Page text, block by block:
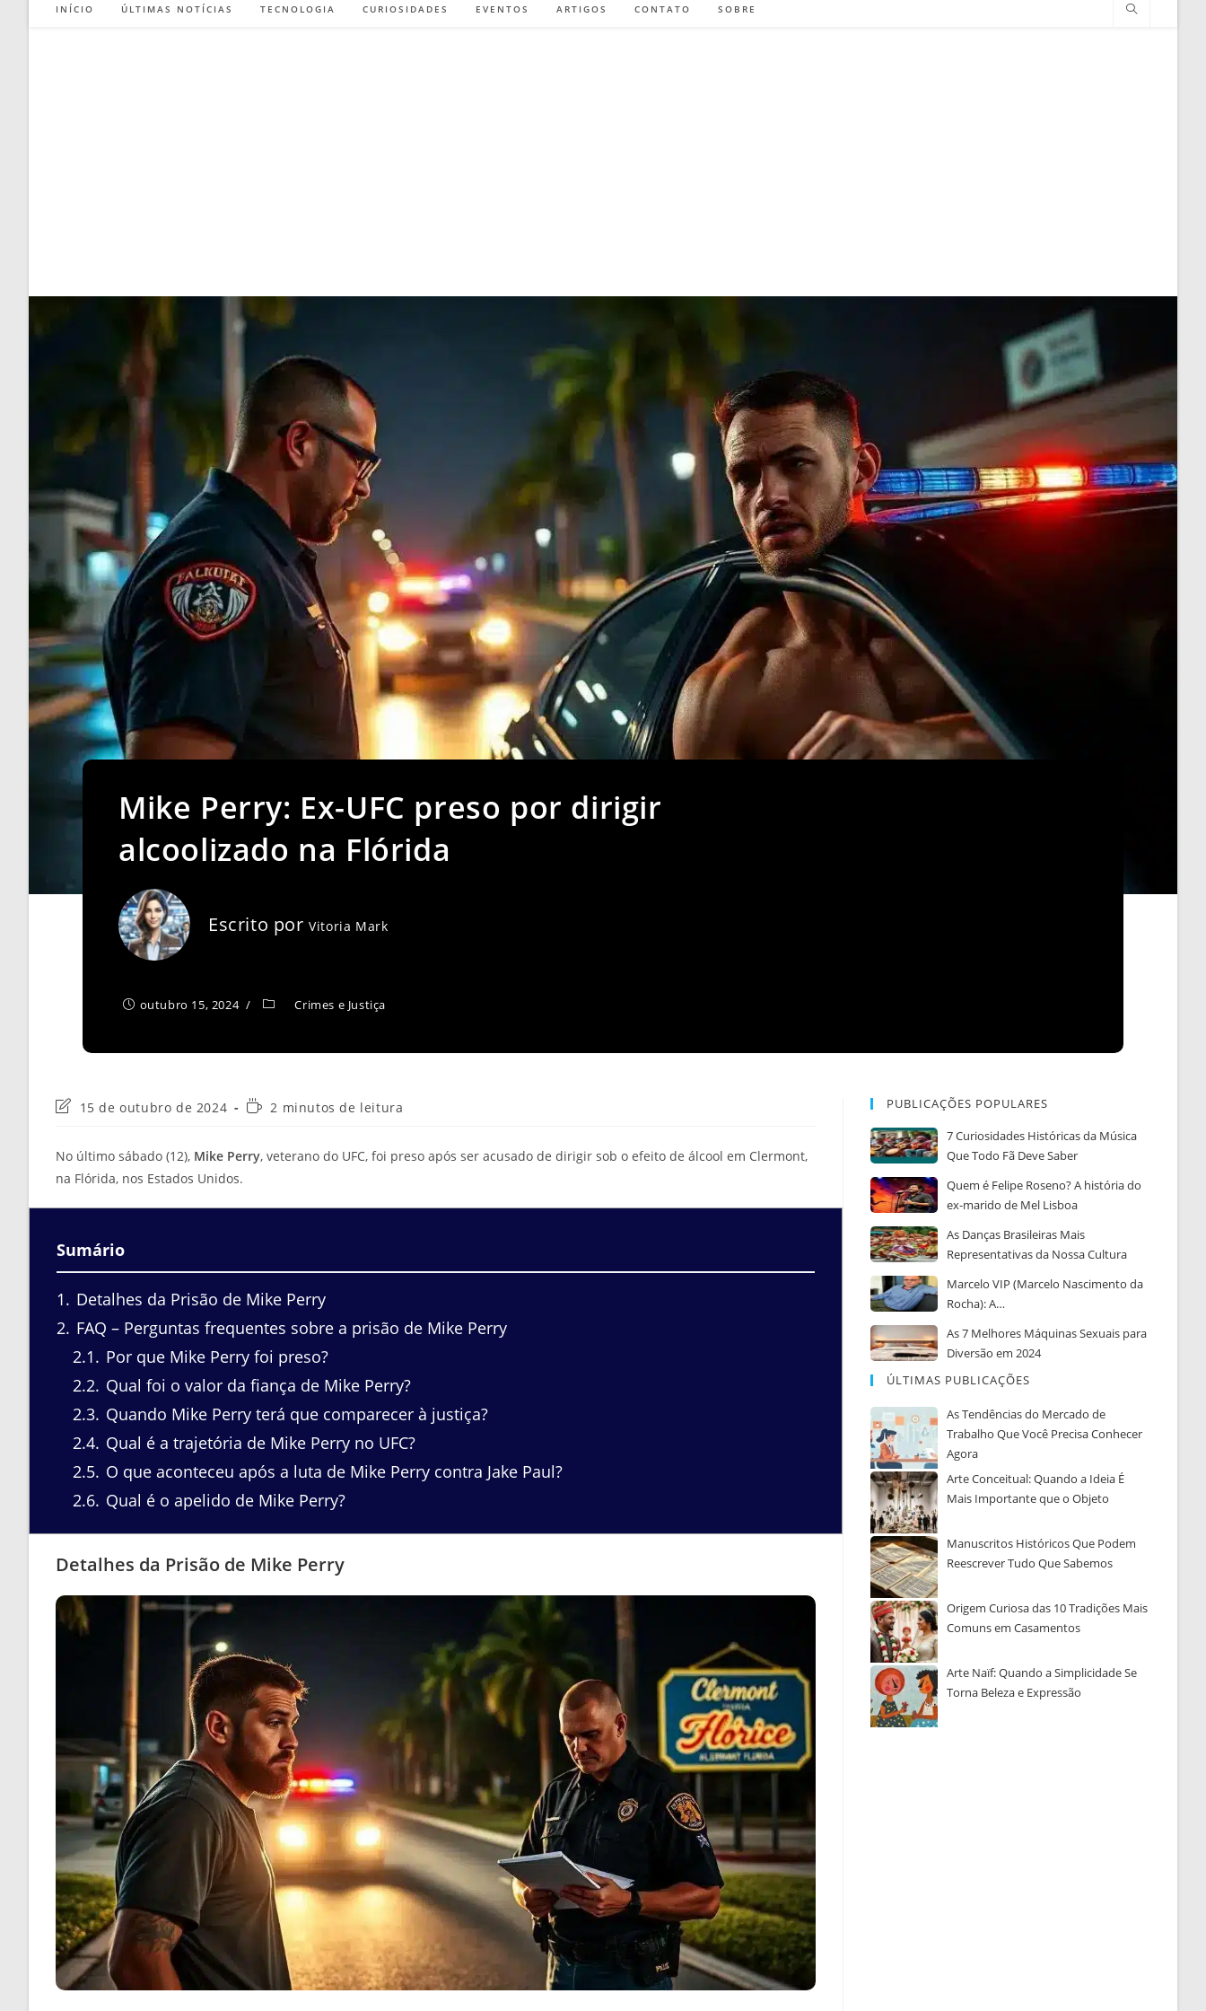
INÍCIO ÚLTIMAS NOTÍCIAS TECNOLOGIA CURIOSIDADES EVENTOS ARTIGOS CONTATO SOBRE
Mike Perry: Ex-UFC preso por dirigir
alcoolizado na Flórida
Escrito porVitoria Mark
outubro 15, 2024 Crimes e Justiça
Última
post:
15 de outubro de 2024
Tempo2 minutos de leitura
No último sábado (12), Mike Perry, veterano do UFC, foi preso após ser acusado de dirigir sob o efeito de álcool em Clermont,
na Flórida, nos Estados Unidos.
Sumário
1
Detalhes da Prisão de Mike Perry
2 FAQ – Perguntas frequentes sobre a prisão de Mike Perry
2.1
Por que Mike Perry foi preso?
2.2 Qual foi o valor da fiança de Mike Perry?
2.3 Quando Mike Perry terá que comparecer à justiça?
2.4 Qual é a trajetória de Mike Perry no UFC?
2.5 O que aconteceu após a luta de Mike Perry contra Jake Paul?
2.6 Qual é o apelido de Mike Perry?
Detalhes da Prisão de Mike Perry
PUBLICAÇÕES POPULARES
7 Curiosidades Históricas da Música
Que Todo Fã Deve Saber
Quem é Felipe Roseno? A história do
ex-marido de Mel Lisboa
As Danças Brasileiras Mais
Representativas da Nossa Cultura
Marcelo VIP (Marcelo Nascimento da
Rocha): A…
As 7 Melhores Máquinas Sexuais para
Diversão em 2024
ÚLTIMAS PUBLICAÇÕES
As Tendências do Mercado de
Trabalho Que Você Precisa Conhecer
Agora
Arte Conceitual: Quando a Ideia É
Mais Importante que o Objeto
Manuscritos Históricos Que Podem
Reescrever Tudo Que Sabemos
Origem Curiosa das 10 Tradições Mais
Comuns em Casamentos
Arte Naïf: Quando a Simplicidade Se
Torna Beleza e Expressão